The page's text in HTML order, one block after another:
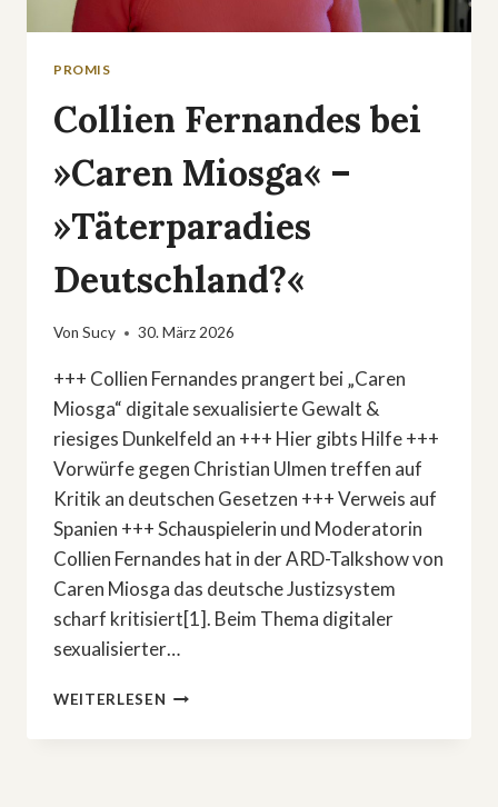
PROMIS
Collien Fernandes bei
»Caren Miosga« –
»Täterparadies
Deutschland?«
Von Sucy 30. März 2026
+++ Collien Fernandes prangert bei „Caren
Miosga“ digitale sexualisierte Gewalt &
riesiges Dunkelfeld an +++ Hier gibts Hilfe +++
Vorwürfe gegen Christian Ulmen treffen auf
Kritik an deutschen Gesetzen +++ Verweis auf
Spanien +++ Schauspielerin und Moderatorin
Collien Fernandes hat in der ARD-Talkshow von
Caren Miosga das deutsche Justizsystem
scharf kritisiert[1]. Beim Thema digitaler
sexualisierter…
WEITERLESEN COLLIEN
BEI